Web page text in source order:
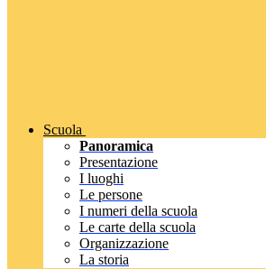
Scuola
Panoramica
Presentazione
I luoghi
Le persone
I numeri della scuola
Le carte della scuola
Organizzazione
La storia